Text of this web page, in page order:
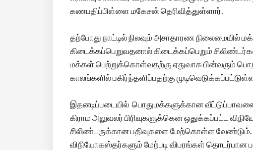
கணபதிப்பிள்ளை மகேசன் தெரிவித்துள்ளார்.
தற்போது நாட்டில் நிலவும் அசாதாரண நிலைமையில்
கிடைக்கப்பெறுவதனால் கிடைக்கப்பெறும்
மக்கள் பெற்றுக்கொள்வதற்கு ஏதுவாக பின்வரும்
காலங்களில் பகிர்ந்தளிப்பதற்கு
இதனடிப்படையில் பொதுமக்களுக்கான
கிராம அலுவலர் பிரிவுகளுக்கென ஒதுக்கப்பட்ட
சிலிண்டருக்கான பதிவுகளை மேற்கொள்ள வேண்டும்.
விநியோகஸ்தர்களும் மேற்படி விபரங்கள் தொடர்பான